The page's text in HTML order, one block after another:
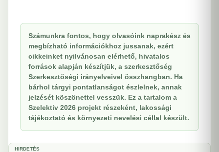
Számunkra fontos, hogy olvasóink naprakész és
megbízható információkhoz jussanak, ezért
cikkeinket nyilvánosan elérhető, hivatalos
források alapján készítjük, a szerkesztőség
Szerkesztőségi irányelveivel összhangban. Ha
bárhol tárgyi pontatlanságot észlelnek, annak
jelzését köszönettel vesszük. Ez a tartalom a
Szelektiv 2026 projekt részeként, lakossági
tájékoztató és környezeti nevelési céllal készült.
HIRDETÉS